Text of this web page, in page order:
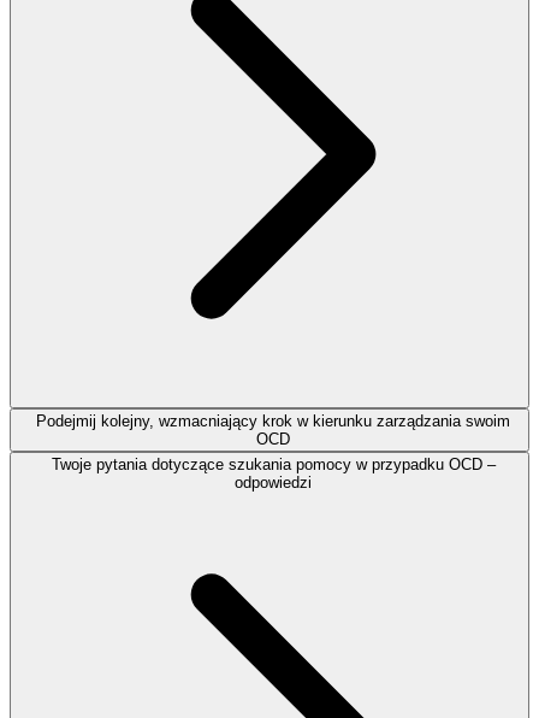
Podejmij kolejny, wzmacniający krok w kierunku zarządzania swoim
OCD
Twoje pytania dotyczące szukania pomocy w przypadku OCD –
odpowiedzi